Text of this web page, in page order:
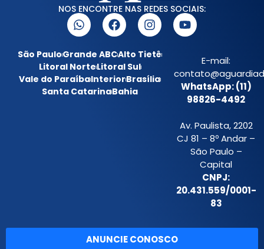
NOS ENCONTRE NAS REDES SOCIAIS:
São PauloGrande ABCAlto Tietê
Litoral NorteLitoral Sul
Vale do ParaíbaInteriorBrasília
Santa CatarinaBahia
E-mail:
WhatsApp: (11)
98826-4492
Av. Paulista, 2202
CJ 81 – 8º Andar –
São Paulo –
Capital
CNPJ:
20.431.559/0001-
83
ANUNCIE CONOSCO